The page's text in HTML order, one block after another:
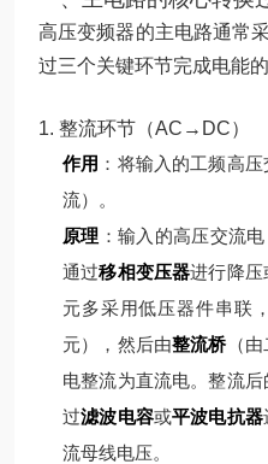
高压变频器的主电路通常
过三个关键环节完成电能的
1. 整流环节（AC→DC）
作用 ：将输入的工频高
流）。
原理 ： 输入的高压交流
通过移相变压器进行降压
元多采用低压器件串联
元），然后由整流桥（由
电整流为直流电。整流后
过滤波电容或平波电抗器
流母线电压。